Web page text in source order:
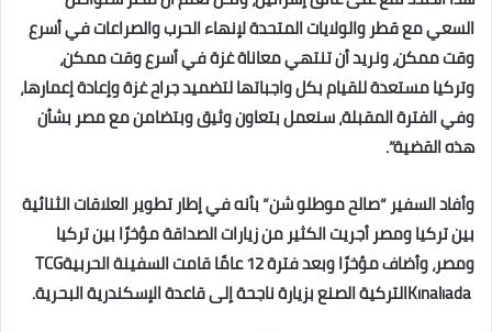
السعي مع قطر والولايات المتحدة ‏لإنهاء الحرب والصراعات في أسرع
وقت ممكن، ونريد أن تنتهي معاناة غزة في أسرع وقت ممكن،
وتركيا مستعدة للقيام بكل ‏واجباتها لتضميد جراح غزة وإعادة إعمارها،
وفي الفترة المقبلة، سنعمل بتعاون وثيق وبتضامن مع مصر بشأن
هذه القضية”.‏
وأفاد السفير “صالح موطلو شن” بأنه في إطار تطوير العلاقات الثنائية
بين تركيا ومصر أجريت الكثير من زيارات الصداقة ‏مؤخرًا بين تركيا
ومصر، وأضاف مؤخرًا وبعد فترة 12 عامًا قامت السفينة الحربية‎ TCG
Kınalıada ‎التركية الصنع بزيارة ‏ناجحة إلى قاعدة الإسكندرية البحرية.‏